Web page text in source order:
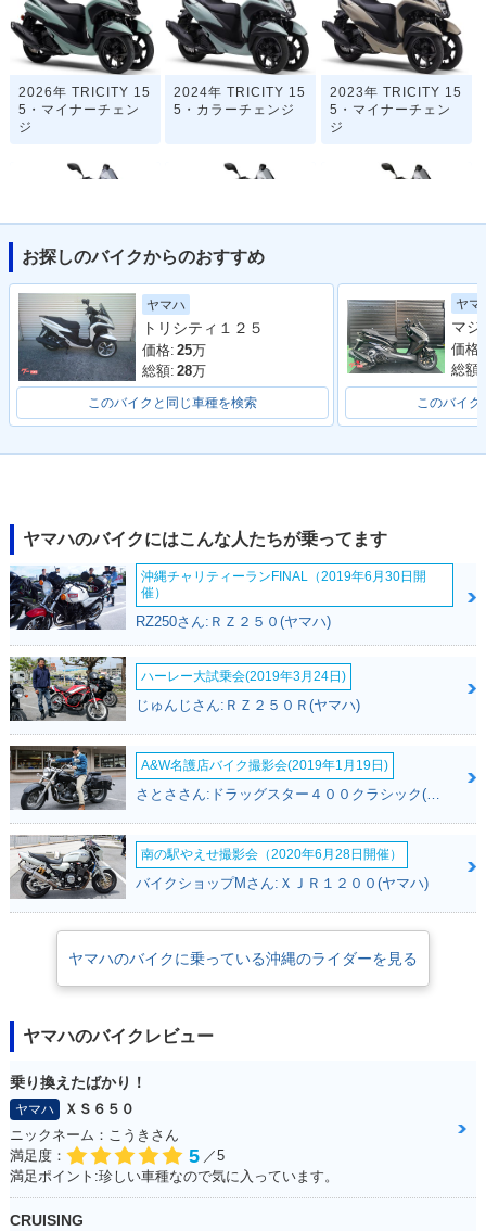
2026年 TRICITY 15
5・マイナーチェン
ジ
2024年 TRICITY 15
5・カラーチェンジ
2023年 TRICITY 15
5・マイナーチェン
ジ
2020年 TRICITY 15
5・カラーチェンジ
2019年 TRICITY 15
5・マイナーチェン
ジ
2017年 TRICITY 15
5・新登場
お探しのバイクからのおすすめ
ヤマハ
トリシティ１２５
価格: 25万
総額: 28万
このバイクと同じ車種を検索
ヤマ
価格:
総額:
このバイク
ヤマハのバイクにはこんな人たちが乗ってます
沖縄チャリティーランFINAL（2019年6月30日開
催）
RZ250さん:ＲＺ２５０(ヤマハ)
ハーレー大試乗会(2019年3月24日)
じゅんじさん:ＲＺ２５０Ｒ(ヤマハ)
A&W名護店バイク撮影会(2019年1月19日)
南の駅やえせ撮影会（2020年6月28日開催）
バイクショップMさん:ＸＪＲ１２００(ヤマハ)
ヤマハのバイクに乗っている沖縄のライダーを見る
ヤマハのバイクレビュー
乗り換えたばかり！
ヤマハ
ＸＳ６５０
ニックネーム：こうきさん
満足度：
5 ／5
満足ポイント:珍しい車種なので気に入っています。
CRUISING